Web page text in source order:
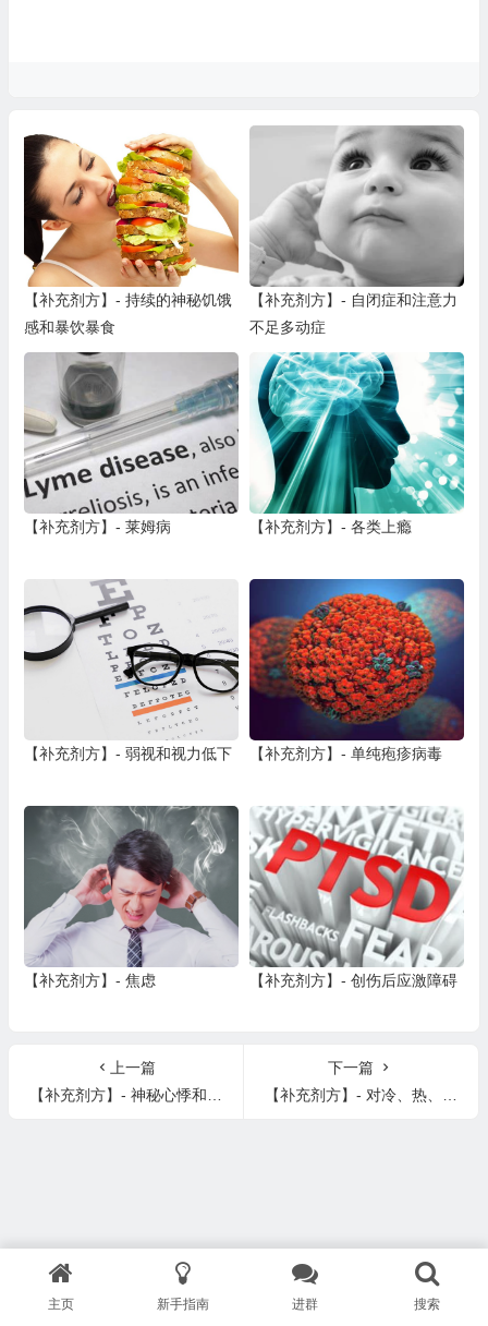
【补充剂方】- 持续的神秘饥饿
感和暴饮暴食
【补充剂方】- 自闭症和注意力
不足多动症
【补充剂方】- 莱姆病 【补充剂方】- 各类上瘾
【补充剂方】- 弱视和视力低下 【补充剂方】- 单纯疱疹病毒
【补充剂方】- 焦虑 【补充剂方】- 创伤后应激障碍
上一篇
【补充剂方】- 神秘心悸和房颤
下一篇
【补充剂方】- 对冷、热、太阳或湿度的敏感、手脚冰凉
主页 新手指南 进群 搜索